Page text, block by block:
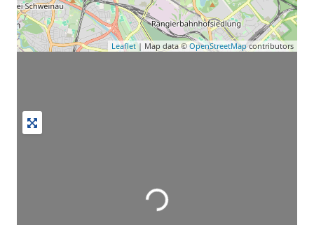
Leaflet| Map data ©OpenStreetMapcontributors
Wird geladen …